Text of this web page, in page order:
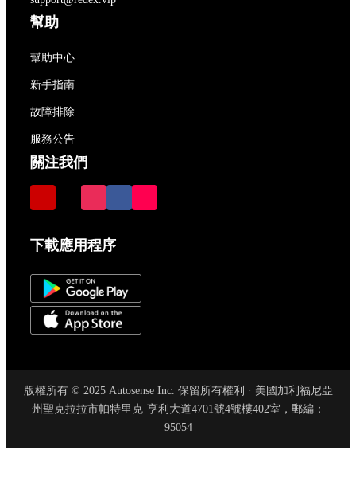
幫助
幫助中心
新手指南
故障排除
服務公告
關注我們
下載應用程序
版權所有 © 2025 Autosense Inc. 保留所有權利 · 美國加利福尼亞
州聖克拉拉市帕特里克·亨利大道4701號4號樓402室，郵編：
95054